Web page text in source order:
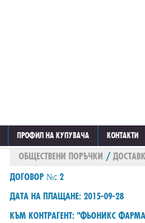
ПРОФИЛ НА КУПУВАЧА КОНТАКТИ
ОБЩЕСТВЕНИ ПОРЪЧКИ /
ДОГОВОР №: 2
ДАТА НА ПЛАЩАНЕ: 2015-09-28
КЪМ КОНТРАГЕНТ: "ФЬОНИКС